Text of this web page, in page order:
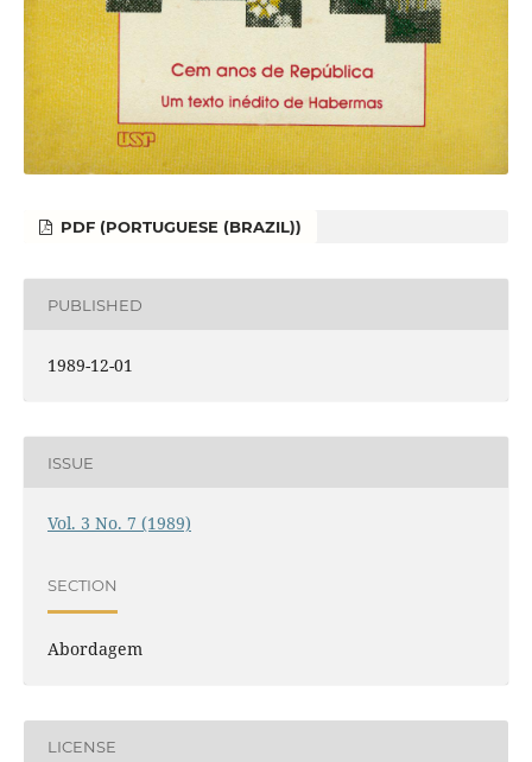
PDF (PORTUGUESE (BRAZIL))
PUBLISHED
1989-12-01
ISSUE
Vol. 3 No. 7 (1989)
SECTION
Abordagem
LICENSE